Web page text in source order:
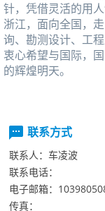
针，凭借灵活的用
浙江，面向全国，
询、勘测设计、工
衷心希望与国际，
的辉煌明天。
联系方式
联系人： 车凌波
联系电话：
电子邮箱：
传真：